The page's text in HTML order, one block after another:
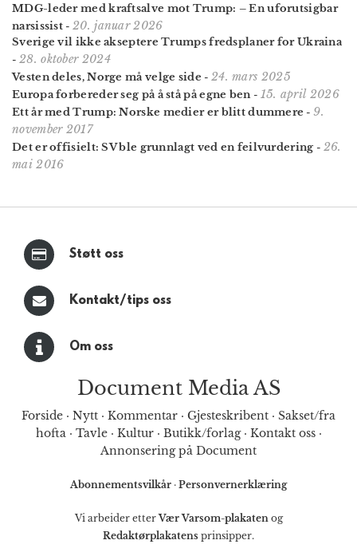
MDG-leder med kraftsalve mot Trump: – En uforutsigbar
narsissist - 20. januar 2026
Sverige vil ikke akseptere Trumps fredsplaner for Ukraina
- 28. oktober 2024
Vesten deles, Norge må velge side - 24. mars 2025
Europa forbereder seg på å stå på egne ben - 15. april 2026
Ett år med Trump: Norske medier er blitt dummere -9.
november 2017
Det er offisielt: SV ble grunnlagt ved en feilvurdering - 26.
mai 2016
Støtt oss
Kontakt/tips oss
Om oss
Document Media AS
Forside · Nytt · Kommentar · Gjesteskribent · Sakset/fra
hofta· Tavle· Kultur· Butikk/forlag· Kontakt oss·
Annonsering på Document
Abonnementsvilkår · Personvernerklæring
Vi arbeider etterVær Varsom-plakatenog
Redaktørplakatens prinsipper.